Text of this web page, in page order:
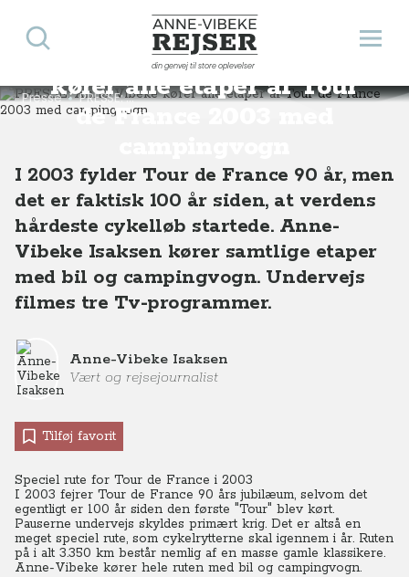
Anne-Vibeke Rejser
din genvej til store oplevelser
Åbn
Søg
PRESSE: Anne-Vibeke
kører alle etaper af Tour
de France 2003 med
Presse PRESSE: Anne-Vibeke kører alle etaper af Tour de France 2003 med campingvogn
I 2003 fylder Tour de France 90 år, men
det er faktisk 100 år siden, at verdens
hårdeste cykelløb startede. Anne-
Vibeke Isaksen kører samtlige etaper
med bil og campingvogn. Undervejs
filmes tre Tv-programmer.
Anne-Vibeke Isaksen
Vært og rejsejournalist
Tilføj favorit
Speciel rute for Tour de France i 2003
I 2003 fejrer Tour de France 90 års jubilæum, selvom det
egentligt er 100 år siden den første "Tour" blev kørt.
Pauserne undervejs skyldes primært krig. Det er altså en
meget speciel rute, som cykelrytterne skal igennem i år. Ruten
på i alt 3.350 km består nemlig af en masse gamle klassikere.
Anne-Vibeke kører hele ruten med bil og campingvogn.